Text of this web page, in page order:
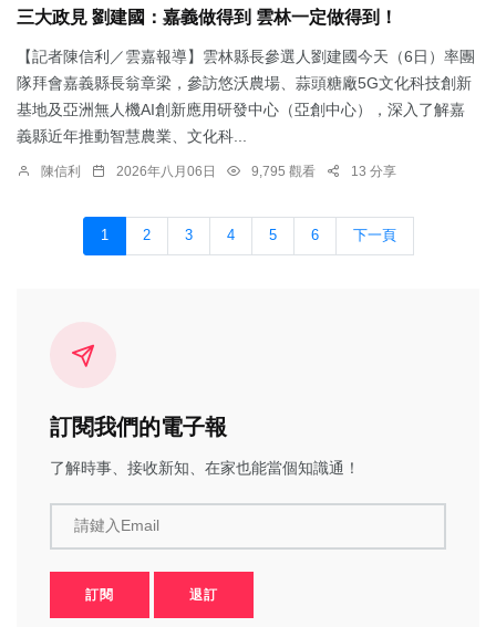
三大政見 劉建國：嘉義做得到 雲林一定做得到！
【記者陳信利／雲嘉報導】雲林縣長參選人劉建國今天（6日）率團
隊拜會嘉義縣長翁章梁，參訪悠沃農場、蒜頭糖廠5G文化科技創新
基地及亞洲無人機AI創新應用研發中心（亞創中心），深入了解嘉
義縣近年推動智慧農業、文化科...
陳信利 2026年八月06日 9,795 觀看 13 分享
1 2 3 4 5 6 下一頁
訂閱我們的電子報
了解時事、接收新知、在家也能當個知識通！
請鍵入Email
訂閱 退訂